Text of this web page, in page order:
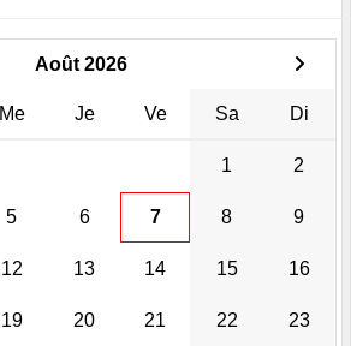
Août 2026
Me Je Ve Sa Di
1 2
5 6 7 8 9
12 13 14 15 16
19 20 21 22 23